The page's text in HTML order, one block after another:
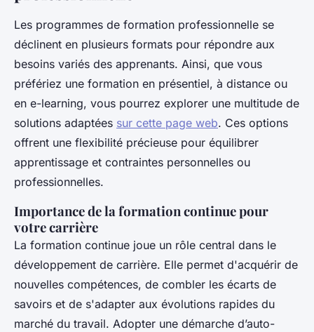
Les programmes de formation professionnelle se
déclinent en plusieurs formats pour répondre aux
besoins variés des apprenants. Ainsi, que vous
préfériez une formation en présentiel, à distance ou
en e-learning, vous pourrez explorer une multitude de
solutions adaptées sur cette page web. Ces options
offrent une flexibilité précieuse pour équilibrer
apprentissage et contraintes personnelles ou
professionnelles.
Importance de la formation continue pour
votre carrière
La formation continue joue un rôle central dans le
développement de carrière. Elle permet d'acquérir de
nouvelles compétences, de combler les écarts de
savoirs et de s'adapter aux évolutions rapides du
marché du travail. Adopter une démarche d’auto-